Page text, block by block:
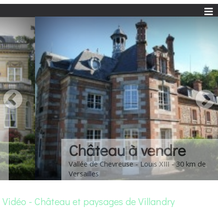
Château à vendre
Vallée de Chevreuse - Louis XIII - 30 km de
Versailles
Vidéo - Château et paysages de Villandry